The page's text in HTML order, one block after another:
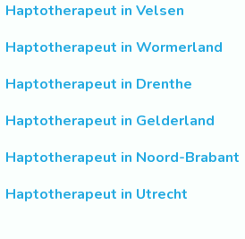
Haptotherapeut in Velsen
Haptotherapeut in Wormerland
Haptotherapeut in Drenthe
Haptotherapeut in Gelderland
Haptotherapeut in Noord-Brabant
Haptotherapeut in Utrecht